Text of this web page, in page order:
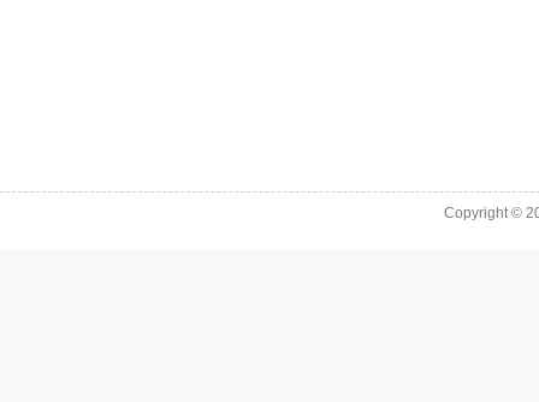
Copyright ©